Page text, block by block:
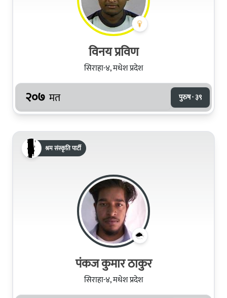
विनय प्रविण
सिराहा-४, मधेश प्रदेश
२०७ मत पुरुष · ३९
श्रम संस्कृति पार्टी
पंकज कुमार ठाकुर
सिराहा-४, मधेश प्रदेश